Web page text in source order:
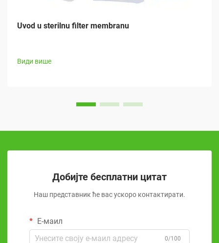
Uvod u sterilnu filter membranu
Види више
Добијте бесплатни цитат
Наш представник ће вас ускоро контактирати.
Е-маил
0/100